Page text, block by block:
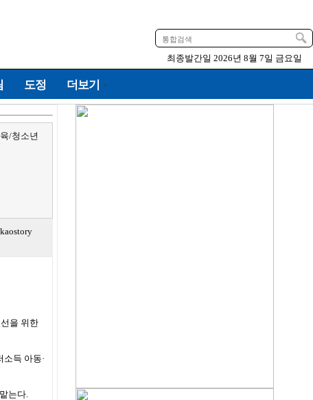
최종발간일 2026년 8월 7일 금요일
도정 더보기
/청소년
을 위한
득 아동·
는다.